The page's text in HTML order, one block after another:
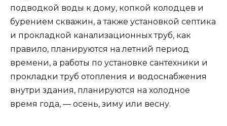
подводкой воды к дому, копкой колодцев и
бурением скважин, а также установкой септика
и прокладкой канализационных труб, как
правило, планируются на летний период
времени, а работы по установке сантехники и
прокладки труб отопления и водоснабжения
внутри здания, планируются на холодное
время года, — осень, зиму или весну.